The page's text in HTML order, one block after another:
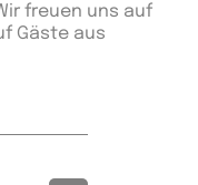
freuen uns auf
Gäste aus